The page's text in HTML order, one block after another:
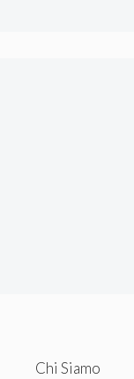
Chi Siamo